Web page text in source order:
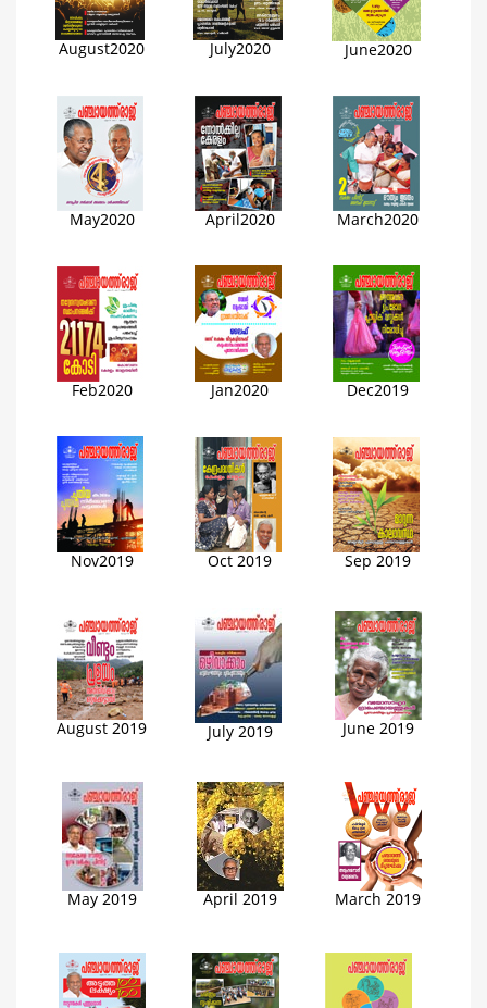
August2020 July2020 June2020
May2020 April2020 March2020
Feb2020 Jan2020 Dec2019
Nov2019 Oct 2019 Sep 2019
August 2019 July 2019 June 2019
May 2019 April 2019 March 2019